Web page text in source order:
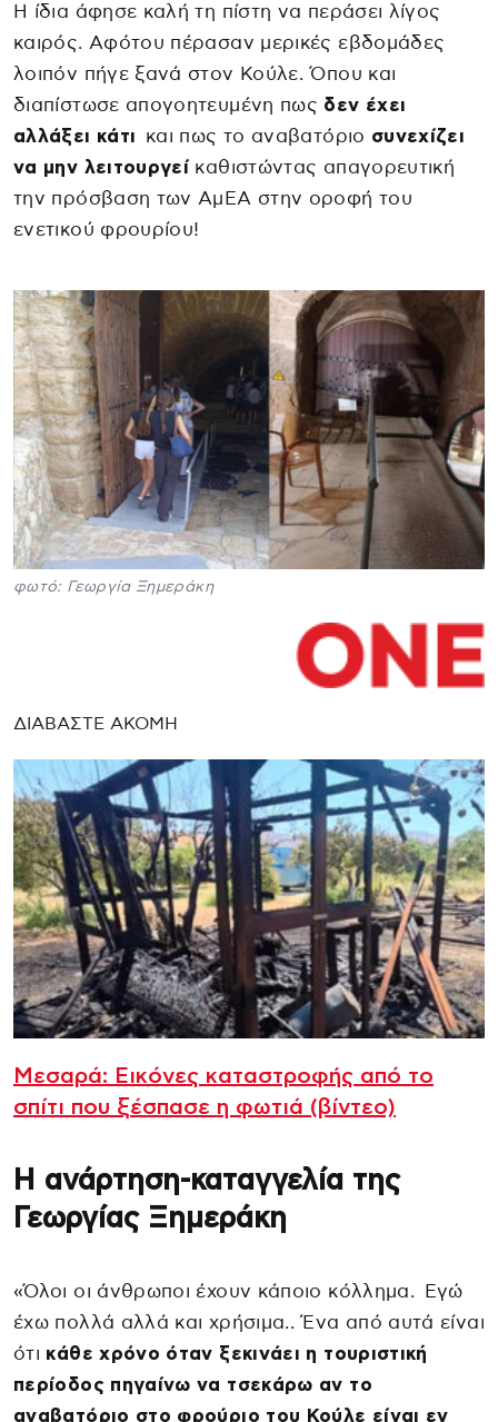
Η ίδια άφησε καλή τη πίστη να περάσει λίγος
καιρός. Αφότου πέρασαν μερικές εβδομάδες
λοιπόν πήγε ξανά στον Κούλε. Όπου και
διαπίστωσε απογοητευμένη πως δεν έχει
αλλάξει κάτι
και πως το αναβατόριο συνεχίζει
να μην λειτουργεί καθιστώντας απαγορευτική
την πρόσβαση των ΑμΕΑ στην οροφή του
ενετικού φρουρίου!
φωτό: Γεωργία Ξημεράκη
ΔΙΑΒΑΣΤΕ ΑΚΟΜΗ
Μεσαρά: Εικόνες καταστροφής από το
σπίτι που ξέσπασε η φωτιά (βίντεο)
Η ανάρτηση-καταγγελία της
Γεωργίας Ξημεράκη
«Όλοι οι άνθρωποι έχουν κάποιο κόλλημα. Εγώ
έχω πολλά αλλά και χρήσιμα.. Ένα από αυτά είναι
ότι κάθε χρόνο όταν ξεκινάει η τουριστική
περίοδος πηγαίνω να τσεκάρω αν το
αναβατόριο στο φρούριο του Κούλε είναι εν